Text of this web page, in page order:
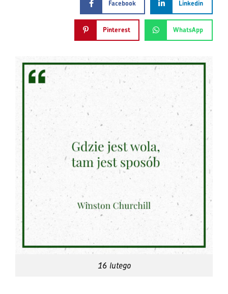
Facebook Linkedin
Pinterest WhatsApp
16 lutego